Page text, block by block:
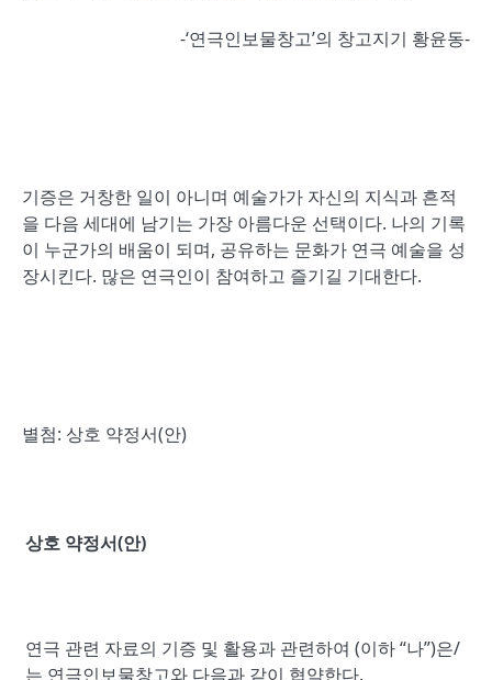
-‘연극인보물창고’의 창고지기 황윤동-
기증은 거창한 일이 아니며 예술가가 자신의 지식과 흔적
을 다음 세대에 남기는 가장 아름다운 선택이다. 나의 기록
이 누군가의 배움이 되며, 공유하는 문화가 연극 예술을 성
장시킨다. 많은 연극인이 참여하고 즐기길 기대한다.
별첨: 상호 약정서(안)
상호 약정서(안)
연극 관련 자료의 기증 및 활용과 관련하여 (이하 “나”)은/
는 연극인보물창고와 다음과 같이 협약한다.